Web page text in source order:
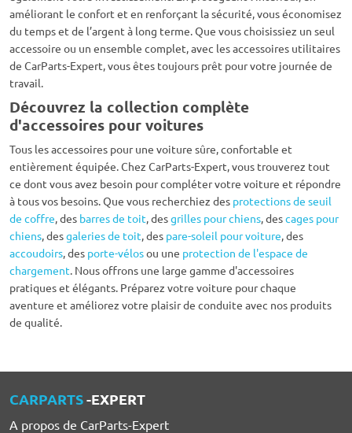
améliorant le confort et en renforçant la sécurité, vous économisez
du temps et de l’argent à long terme. Que vous choisissiez un seul
accessoire ou un ensemble complet, avec les accessoires utilitaires
de CarParts-Expert, vous êtes toujours prêt pour votre journée de
travail.
Découvrez la collection complète
d'accessoires pour voitures
Tous les accessoires pour une voiture sûre, confortable et
entièrement équipée. Chez CarParts-Expert, vous trouverez tout
ce dont vous avez besoin pour compléter votre voiture et répondre
à tous vos besoins. Que vous recherchiez des protections de seuil
de coffre, des barres de toit, desgrilles pour chiens, descages pour
chiens, desgaleries de toit, des pare-soleil pour voiture, des
accoudoirs, des porte-vélosou une protection de l'espace de
chargement. Nous offrons une large gamme d'accessoires
pratiques et élégants. Préparez votre voiture pour chaque
aventure et améliorez votre plaisir de conduite avec nos produits
de qualité.
CARPARTS-EXPERT
A propos de CarParts-Expert